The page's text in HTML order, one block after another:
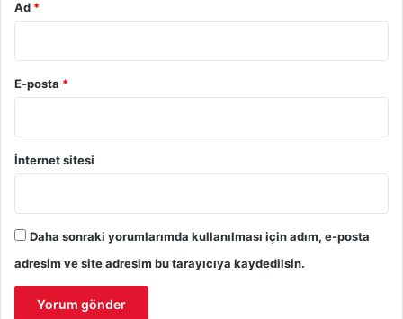
Ad *
E-posta *
İnternet sitesi
Daha sonraki yorumlarımda kullanılması için adım, e-posta
adresim ve site adresim bu tarayıcıya kaydedilsin.